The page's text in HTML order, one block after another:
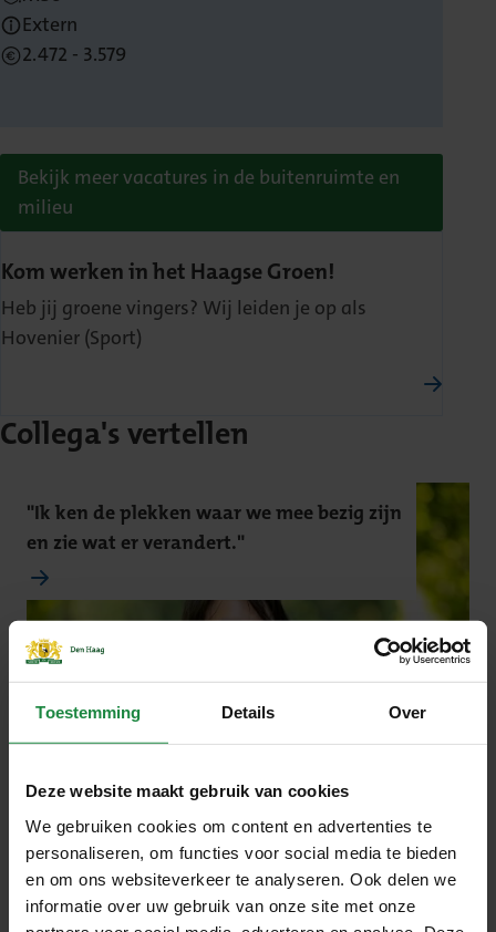
Toestemming Details Over
Deze website maakt gebruik van cookies
We gebruiken cookies om content en advertenties te
personaliseren, om functies voor social media te bieden
en om ons websiteverkeer te analyseren. Ook delen we
informatie over uw gebruik van onze site met onze
Extern
2.472 - 3.579
Bekijk meer vacatures in de buitenruimte en
milieu
Kom werken in het Haagse Groen!
Heb jij groene vingers? Wij leiden je op als
Hovenier (Sport)
Collega's vertellen
"Ik ken de plekken waar we mee bezig zijn
en zie wat er verandert."